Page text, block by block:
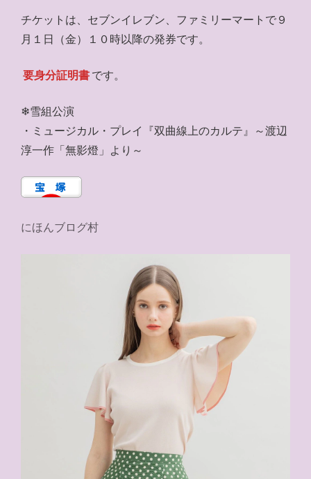
チケットは、セブンイレブン、ファミリーマートで９
月１日（金）１０時以降の発券です。
要身分証明書 です。
❄雪組公演
・ミュージカル・プレイ『双曲線上のカルテ』～渡辺
淳一作「無影燈」より～
にほんブログ村